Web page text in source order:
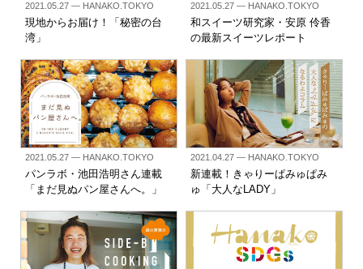
2021.05.27— HANAKO.TOKYO
現地からお届け！「秘密の台
湾」
2021.05.27— HANAKO.TOKYO
和スイーツ研究家・安原 伶香
の最新スイーツレポート
2021.05.27— HANAKO.TOKYO
パンラボ・池田浩明さん連載
「まだ見ぬパン屋さんへ。」
2021.04.27— HANAKO.TOKYO
新連載！きゃりーぱみゅぱみ
ゅ「大人なLADY」